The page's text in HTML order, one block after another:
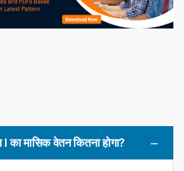
मासिक वेतन कितना होगा?